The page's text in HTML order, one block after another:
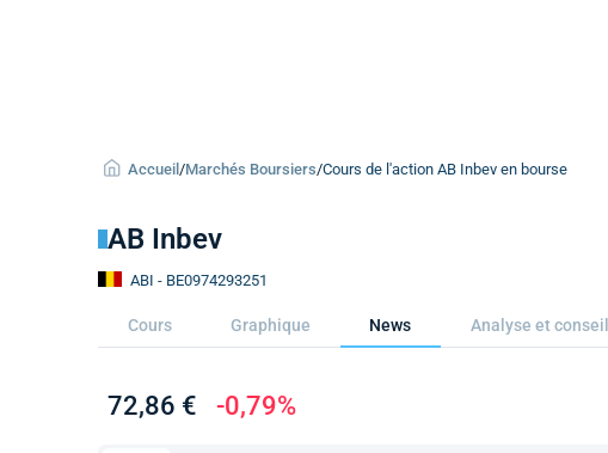
Accueil /Marchés Boursiers/Cours de l'action AB Inbev en bourse
AB Inbev
ABI - BE0974293251
Cours Graphique News Analyse et conseil
72,86 € -0,79%